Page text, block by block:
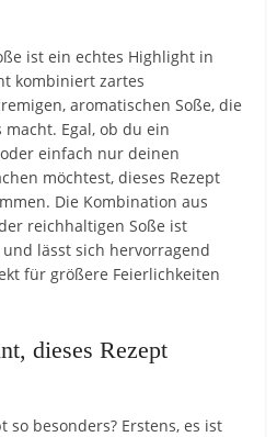
ist ein echtes Highlight in
kombiniert zartes
aromatischen Soße, die
Egal, ob du ein
einfach nur deinen
möchtest, dieses Rezept
Die Kombination aus
reichhaltigen Soße ist
lässt sich hervorragend
für größere Feierlichkeiten
dieses Rezept
so besonders? Erstens, es ist